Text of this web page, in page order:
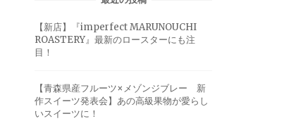
【新店】『imperfect MARUNOUCHI
ROASTERY』最新のロースターにも注
目！
【青森県産フルーツ×メゾンジブレー 新
作スイーツ発表会】あの高級果物が愛らし
いスイーツに！